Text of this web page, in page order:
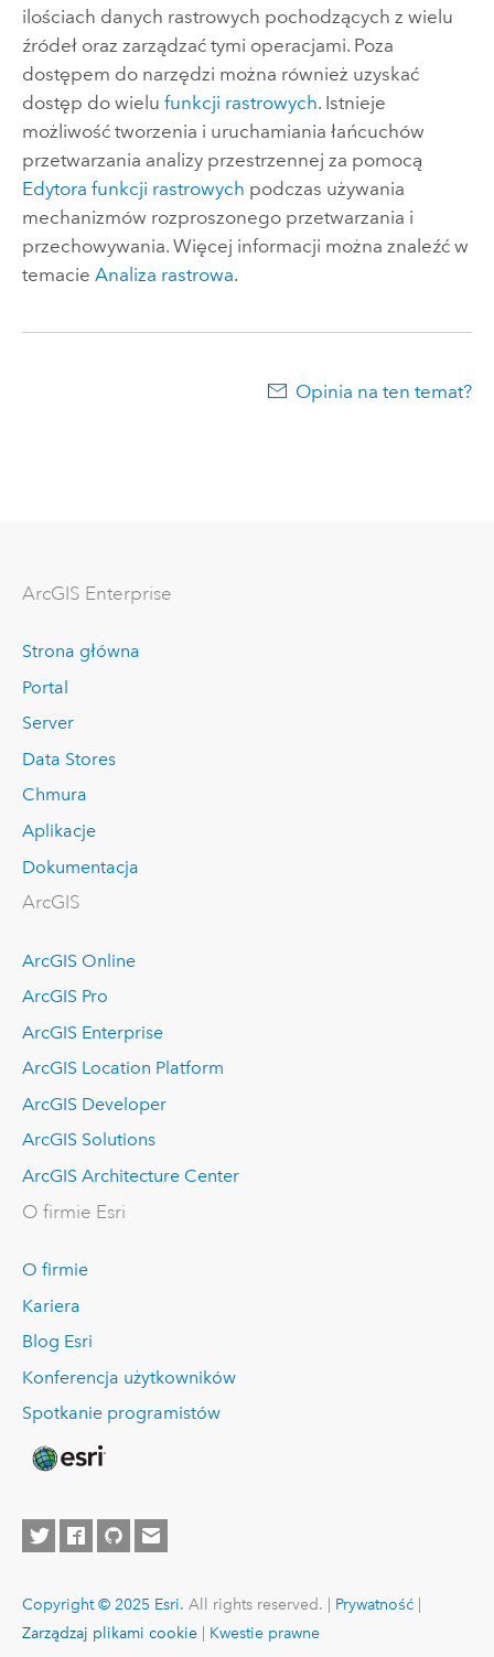
ilościach danych rastrowych pochodzących z wielu
źródeł oraz zarządzać tymi operacjami. Poza
dostępem do narzędzi można również uzyskać
dostęp do wielu funkcji rastrowych. Istnieje
możliwość tworzenia i uruchamiania łańcuchów
przetwarzania analizy przestrzennej za pomocą
Edytora funkcji rastrowych podczas używania
mechanizmów rozproszonego przetwarzania i
przechowywania. Więcej informacji można znaleźć w
temacie Analiza rastrowa.
Opinia na ten temat?
ArcGIS Enterprise
Strona główna
Portal
Server
Data Stores
Chmura
Aplikacje
Dokumentacja
ArcGIS
ArcGIS Online
ArcGIS Pro
ArcGIS Enterprise
ArcGIS Location Platform
ArcGIS Developer
ArcGIS Solutions
ArcGIS Architecture Center
O firmie Esri
O firmie
Kariera
Blog Esri
Konferencja użytkowników
Spotkanie programistów
Copyright © 2025 Esri. All rights reserved. | Prywatność|
Zarządzaj plikami cookie
Kwestie prawne